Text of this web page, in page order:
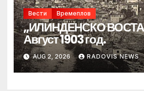
Вести Времеплов
„ИЛИНДЕНСКО
Август 1903 год.
AUG 2, 2026 RADOVIS NEWS